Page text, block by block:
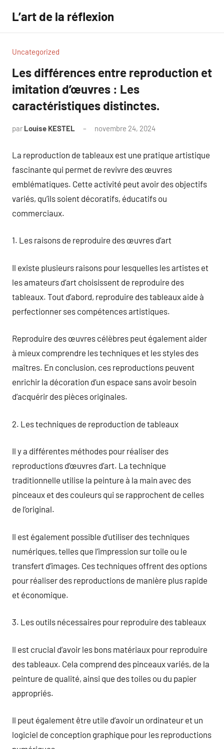
contenu
L’art de la réflexion
Uncategorized
Les différences entre reproduction et
imitation d’œuvres : Les
caractéristiques distinctes.
par Louise KESTEL novembre 24, 2024
La reproduction de tableaux est une pratique artistique
fascinante qui permet de revivre des œuvres
emblématiques. Cette activité peut avoir des objectifs
variés, qu’ils soient décoratifs, éducatifs ou
commerciaux.
1. Les raisons de reproduire des œuvres d’art
Il existe plusieurs raisons pour lesquelles les artistes et
les amateurs d’art choisissent de reproduire des
tableaux. Tout d’abord, reproduire des tableaux aide à
perfectionner ses compétences artistiques.
Reproduire des œuvres célèbres peut également aider
à mieux comprendre les techniques et les styles des
maîtres. En conclusion, ces reproductions peuvent
enrichir la décoration d’un espace sans avoir besoin
d’acquérir des pièces originales.
2. Les techniques de reproduction de tableaux
Il y a différentes méthodes pour réaliser des
reproductions d’œuvres d’art. La technique
traditionnelle utilise la peinture à la main avec des
pinceaux et des couleurs qui se rapprochent de celles
de l’original.
Il est également possible d’utiliser des techniques
numériques, telles que l’impression sur toile ou le
transfert d’images. Ces techniques offrent des options
pour réaliser des reproductions de manière plus rapide
et économique.
3. Les outils nécessaires pour reproduire des tableaux
Il est crucial d’avoir les bons matériaux pour reproduire
des tableaux. Cela comprend des pinceaux variés, de la
peinture de qualité, ainsi que des toiles ou du papier
appropriés.
Il peut également être utile d’avoir un ordinateur et un
logiciel de conception graphique pour les reproductions